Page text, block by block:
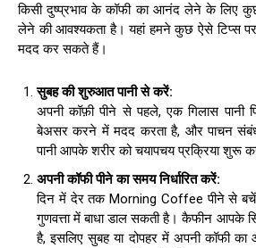
किसी दुष्प्रभाव के कॉफी का आनंद लेने के लिए कुछ
लेने की आवश्यकता है। यहां हमने कुछ ऐसे टिप्स
मदद कर सकते हैं।
सुबह की शुरुआत पानी से करें:
अपनी कॉफ़ी पीने से पहले, एक गिलास
बेअसर करने में मदद करता है, और पाचन
पानी आपके शरीर को चयापचय प्रक्रिया शुरू
अपनी कॉफी पीने का समय निर्धारित करें:
दिन में देर तक Morning Coffee पीने से
गुणवत्ता में बाधा डाल सकती है। कैफीन आपके
है, इसलिए सुबह या दोपहर में अपनी कॉफी